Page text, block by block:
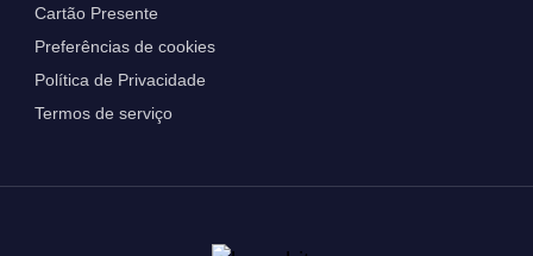
Cartão Presente
Preferências de cookies
Política de Privacidade
Termos de serviço